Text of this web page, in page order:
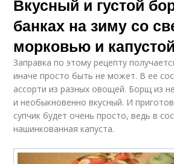
Вкусный и густой
банках на зиму со
морковью и капустой
Заправка по этому рецепту
иначе просто быть не может. В ее
ассорти из разных овощей. Борщ из
и необыкновенно вкусный. И
супчик будет очень просто, ведь в
нашинкованная капуста.